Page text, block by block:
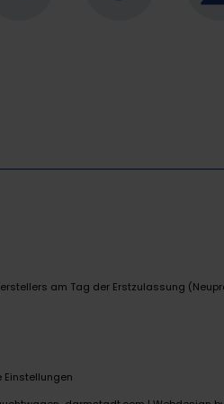
am Tag der Erstzulassung
Einstellungen